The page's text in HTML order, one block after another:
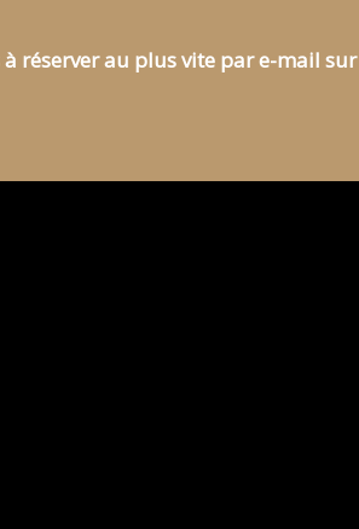
réserver au plus vite par e-mail sur